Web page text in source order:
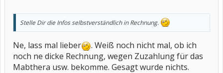
Stelle Dir die Infos selbstverständlich in Rechnung.
Ne, lass mal lieber
. Weiß noch nicht mal, ob ich
noch ne dicke Rechnung, wegen Zuzahlung für das
Mabthera usw. bekomme. Gesagt wurde nichts.